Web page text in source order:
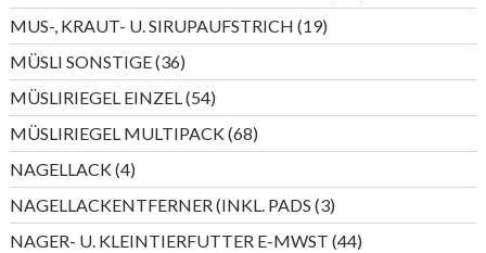
Produkte
MUS-, KRAUT- U. SIRUPAUFSTRICH 1919
Produkte
MÜSLI SONSTIGE 3636
Produkte
MÜSLIRIEGEL EINZEL 5454
Produkte
MÜSLIRIEGEL MULTIPACK 6868
Produkte
NAGELLACK 44
Produkte
NAGELLACKENTFERNER (INKL. PADS 33
Produkte
NAGER- U. KLEINTIERFUTTER E-MWST 4444